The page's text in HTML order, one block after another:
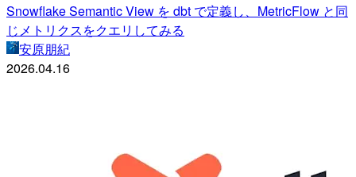
Snowflake Semantic View を dbt で定義し、MetricFlow と同
じメトリクスをクエリしてみる
安原朋紀
2026.04.16